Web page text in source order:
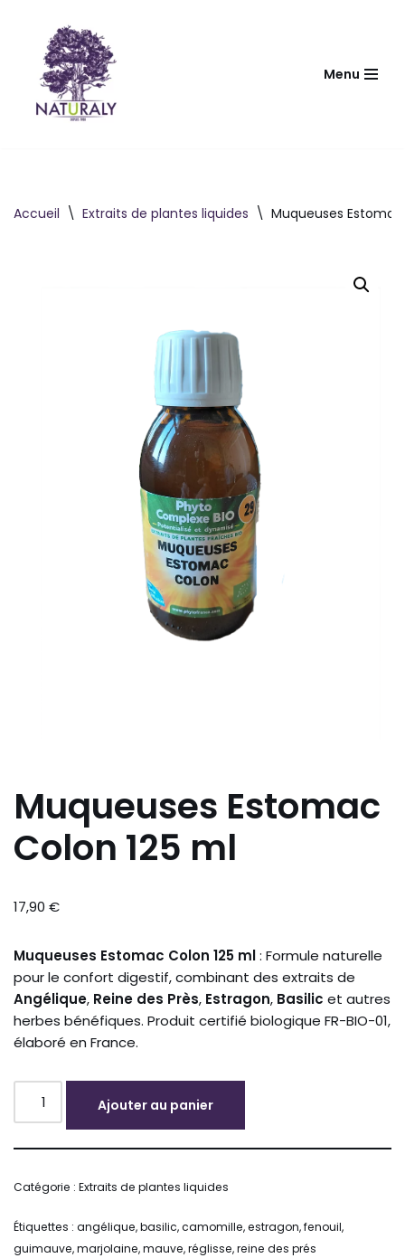
contenu
Menu
Accueil \ Extraits de plantes liquides \ Muqueuses
Muqueuses Estomac
Colon 125 ml
17,90 €
Muqueuses Estomac Colon 125 ml: Formule naturelle
pour le confort digestif, combinant des extraits de
Angélique, Reine des Près, Estragon, Basilic et autres
herbes bénéfiques. Produit certifié biologique FR-BIO-01,
élaboré en France.
Ajouter au panier
Catégorie : Extraits de plantes liquides
Étiquettes : angélique,basilic,camomille,estragon,fenouil,
guimauve,marjolaine,mauve,réglisse,reine des prés